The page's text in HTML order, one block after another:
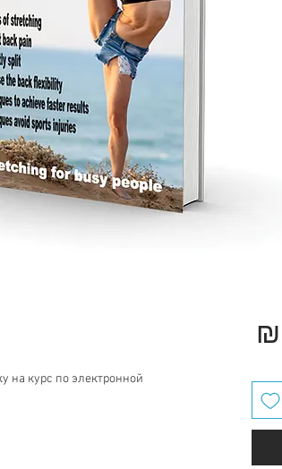
на курс по электронной